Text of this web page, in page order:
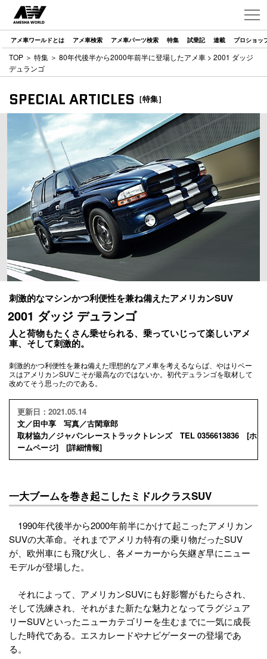
アメ車ワールドとは アメ車検索 アメ車パーツ検索 特集 試乗記 連載 プロショッ
TOP ＞ 特集 ＞ 80年代後半から2000年前半に登場したアメ車 > 2001 ダッジ
デュランゴ
SPECIAL ARTICLES ［特集］
刺激的なマシンかつ利便性を兼ね備えたアメリカンSUV
2001 ダッジ デュランゴ
人と荷物もたくさん乗せられる、乗っていじって楽しいアメ
車、そして刺激的。
刺激的かつ利便性を兼ね備えた理想的なアメ車を考えるならば、やはりベー
スはアメリカンSUVこそが最高なのではないか。初代デュランゴを取材して
改めてそう思ったのである。
更新日：2021.05.14
文／田中享 写真／古閑章郎
取材協力／ジャパンレーストラックトレンズ TEL 0356613836 [ホ
ームページ] [詳細情報]
一大ブームを巻き起こしたミドルクラスSUV
1990年代後半から2000年前半にかけて起こったアメリカン
SUVの大革命。それまでアメリカ特有の乗り物だったSUV
が、欧州車にも飛び火し、各メーカーから矢継ぎ早にニュー
モデルが登場した。
それによって、アメリカンSUVにも好影響がもたらされ、
そして洗練され、それがまた新たな魅力となってラグジュア
リーSUVといったニューカテゴリーを生むまでに一気に成長
した時代である。エスカレードやナビゲーターの登場であ
る。